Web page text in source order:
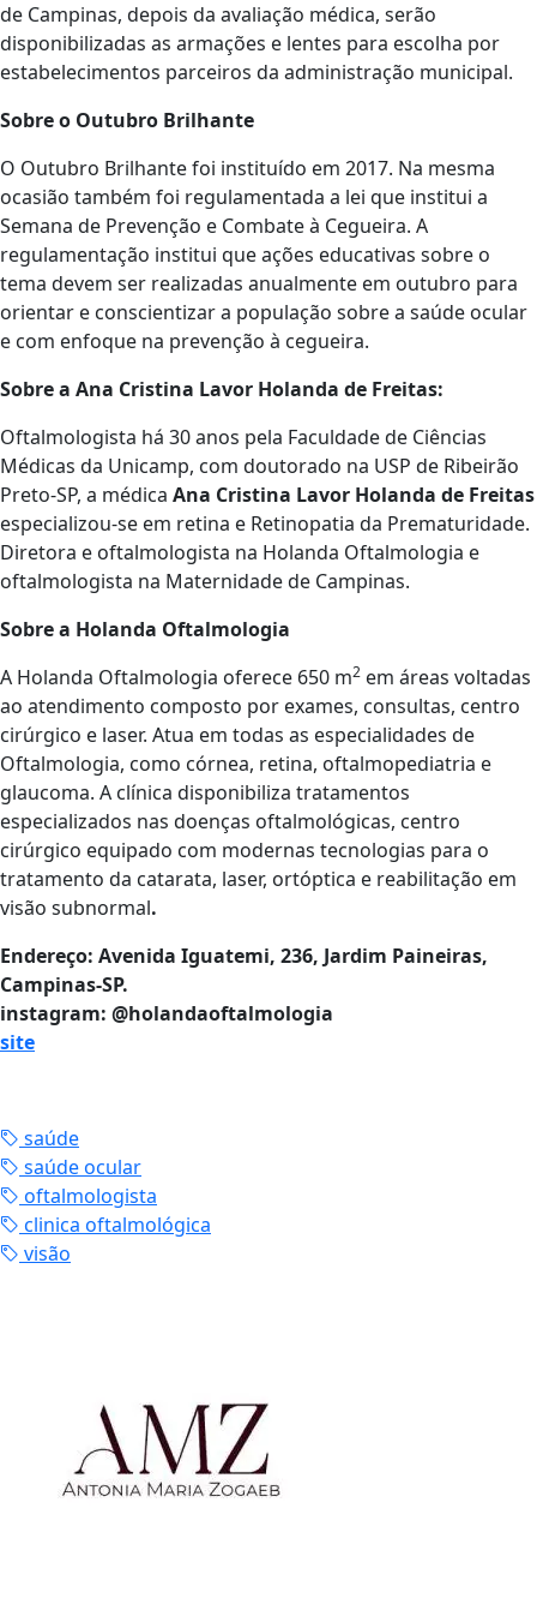
de Campinas, depois da avaliação médica, serão
disponibilizadas as armações e lentes para escolha por
estabelecimentos parceiros da administração municipal.
Sobre o Outubro Brilhante
O Outubro Brilhante foi instituído em 2017. Na mesma
ocasião também foi regulamentada a lei que institui a
Semana de Prevenção e Combate à Cegueira. A
regulamentação institui que ações educativas sobre o
tema devem ser realizadas anualmente em outubro para
orientar e conscientizar a população sobre a saúde ocular
e com enfoque na prevenção à cegueira.
Sobre a Ana Cristina Lavor Holanda de Freitas:
Oftalmologista há 30 anos pela Faculdade de Ciências
Médicas da Unicamp, com doutorado na USP de Ribeirão
Preto-SP, a médica Ana Cristina Lavor Holanda de Freitas
especializou-se em retina e Retinopatia da Prematuridade.
Diretora e oftalmologista na Holanda Oftalmologia e
oftalmologista na Maternidade de Campinas.
Sobre a Holanda Oftalmologia
A Holanda Oftalmologia oferece 650 m2 em áreas voltadas
ao atendimento composto por exames, consultas, centro
cirúrgico e laser. Atua em todas as especialidades de
Oftalmologia, como córnea, retina, oftalmopediatria e
glaucoma. A clínica disponibiliza tratamentos
especializados nas doenças oftalmológicas, centro
cirúrgico equipado com modernas tecnologias para o
tratamento da catarata, laser, ortóptica e reabilitação em
visão subnormal.
Endereço: Avenida Iguatemi, 236, Jardim Paineiras,
Campinas-SP.
instagram: @holandaoftalmologia
site
saúde
saúde ocular
oftalmologista
clinica oftalmológica
visão